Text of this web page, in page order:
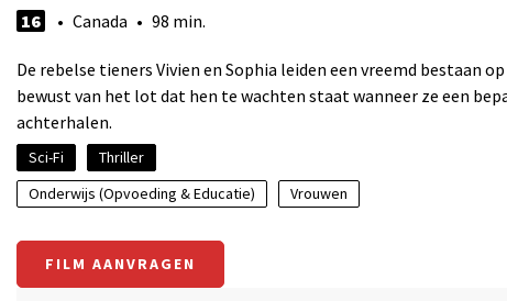
16 • Canada • 98 min.
De rebelse tieners Vivien en Sophia leiden een vreemd bestaan
bewust van het lot dat hen te wachten staat wanneer ze een
achterhalen.
Sci-Fi
Thriller
Onderwijs (Opvoeding & Educatie)
Vrouwen
FILM AANVRAGEN